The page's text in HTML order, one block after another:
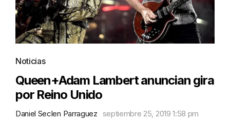
Noticias
Queen+Adam Lambert anuncian gira
por Reino Unido
Daniel Seclen Parraguez septiembre 25, 2019 1:58 pm